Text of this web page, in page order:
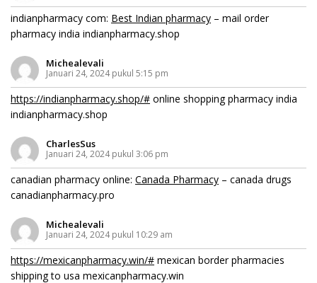
indianpharmacy com: Best Indian pharmacy – mail order
pharmacy india indianpharmacy.shop
Michealevali
Januari 24, 2024 pukul 5:15 pm
https://indianpharmacy.shop/# online shopping pharmacy india
indianpharmacy.shop
CharlesSus
Januari 24, 2024 pukul 3:06 pm
canadian pharmacy online: Canada Pharmacy – canada drugs
canadianpharmacy.pro
Michealevali
Januari 24, 2024 pukul 10:29 am
https://mexicanpharmacy.win/# mexican border pharmacies
shipping to usa mexicanpharmacy.win